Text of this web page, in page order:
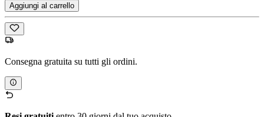
Aggiungi al carrello
Consegna gratuita su tutti gli ordini.